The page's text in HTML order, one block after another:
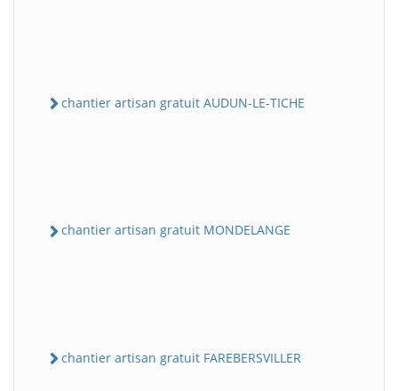
chantier artisan gratuit AUDUN-LE-TICHE
chantier artisan gratuit MONDELANGE
chantier artisan gratuit FAREBERSVILLER